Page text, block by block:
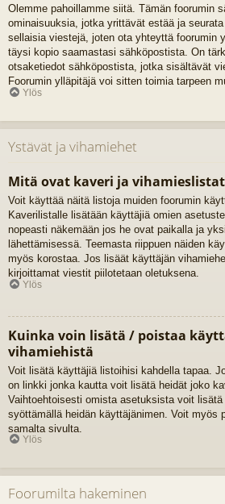
Olemme pahoillamme siitä. Tämän foorumin
ominaisuuksia, jotka yrittävät estää ja
sellaisia viestejä, joten ota yhteyttä foorumin
täysi kopio saamastasi sähköpostista. On
otsaketiedot sähköpostista, jotka sisältävät
Foorumin ylläpitäjä voi sitten toimia tarpeen
Ylös
Ystävät ja vihamiehet
Mitä ovat kaveri ja
Voit käyttää näitä listoja muiden foorumin
Kaverilistalle lisätään käyttäjiä omien
nopeasti näkemään jos he ovat paikalla ja
lähettämisessä. Teemasta riippuen näiden
myös korostaa. Jos lisäät käyttäjän
kirjoittamat viestit piilotetaan oletuksena.
Ylös
Kuinka voin lisätä / poistaa
vihamiehistä
Voit lisätä käyttäjiä listoihisi kahdella tapaa.
on linkki jonka kautta voit lisätä heidät joko
Vaihtoehtoisesti omista asetuksista voit
syöttämällä heidän käyttäjänimen. Voit myös
samalta sivulta.
Ylös
Foorumilta hakeminen